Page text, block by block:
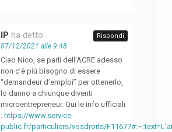
IP ha detto:
07/12/2021 alle 9:48
Ciao Nico, se parli dell’ACRE adesso
non c’è più bisogno di essere
“demandeur d’emploi” per ottenerlo,
lo danno a chiunque diventi
microentrepreneur. Qui le info ufficiali
: https://www.service-
public.fr/particuliers/vosdroits/
Rispondi